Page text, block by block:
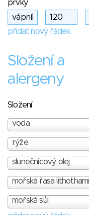
prvky
přidat nový řádek
Složení a
alergeny
Složení
voda
rýže
slunečnicový olej
mořská řasa
mořská sůl